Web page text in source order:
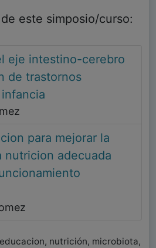
este simposio/curso:
eje intestino-cerebro
de trastornos
para mejorar la
nutricion adecuada
nutrición, microbiota,